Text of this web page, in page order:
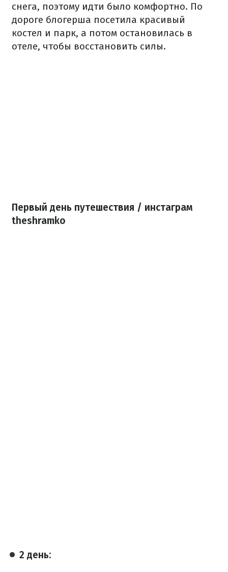
снега, поэтому идти было комфортно. По
дороге блогерша посетила красивый
костел и парк, а потом остановилась в
отеле, чтобы восстановить силы.
Первый день путешествия / инстаграм
theshramko
2 день: